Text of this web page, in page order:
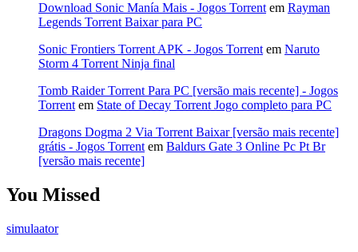
Download Sonic Manía Mais - Jogos Torrent em Rayman
Legends Torrent Baixar para PC
Sonic Frontiers Torrent APK - Jogos Torrent em Naruto
Storm 4 Torrent Ninja final
Tomb Raider Torrent Para PC [versão mais recente] - Jogos
Torrent em State of Decay Torrent Jogo completo para PC
Dragons Dogma 2 Via Torrent Baixar [versão mais recente]
grátis - Jogos Torrent em Baldurs Gate 3 Online Pc Pt Br
[versão mais recente]
You Missed
simulaator